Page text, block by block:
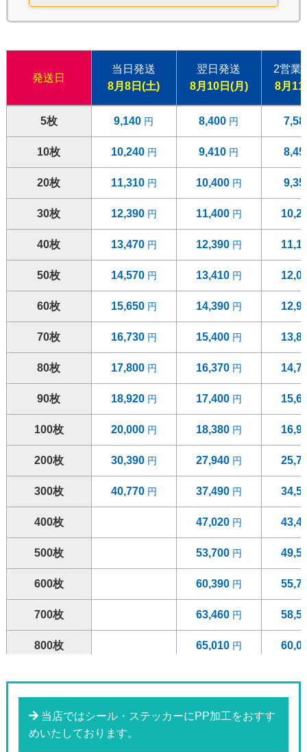
発送日
当日発送
8月8日(土)
翌日発送
8月10日(月)
2営業
8月11
5枚 9,140 8,400
10枚 10,240 9,410
20枚 11,310 10,400
30枚 12,390 11,400
40枚 13,470 12,390
50枚 14,570 13,410
60枚 15,650 14,390
70枚 16,730 15,400
80枚 17,800 16,370
90枚 18,920 17,400
100枚 20,000 18,380
200枚 30,390 27,940
300枚 40,770 37,490
400枚 47,020
500枚 53,700
600枚 60,390
700枚 63,460
800枚 65,010
1200枚
当店ではシール・ステッカーにPP加工をおすす
めいたしております。